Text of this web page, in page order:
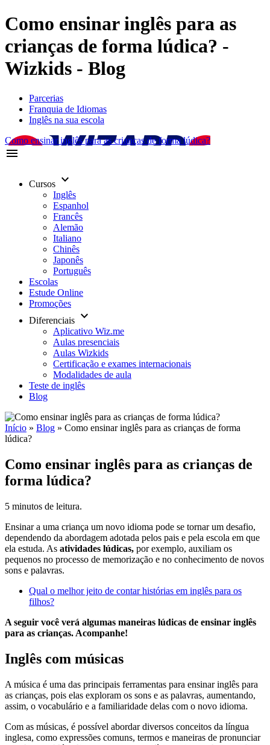
Como ensinar inglês para as
crianças de forma lúdica? -
Wizkids - Blog
Parcerias
Franquia de Idiomas
Inglês na sua escola
Como ensinar inglês para as crianças de forma lúdica?
menu
Cursos keyboard_arrow_down
Inglês
Espanhol
Francês
Alemão
Italiano
Chinês
Japonês
Português
Escolas
Estude Online
Promoções
Diferenciais keyboard_arrow_down
Aplicativo Wiz.me
Aulas presenciais
Aulas Wizkids
Certificação e exames internacionais
Modalidades de aula
Teste de inglês
Blog
Início » Blog » Como ensinar inglês para as crianças de forma
lúdica?
Como ensinar inglês para as crianças de
forma lúdica?
5 minutos de leitura.
Ensinar a uma criança um novo idioma pode se tornar um desafio,
dependendo da abordagem adotada pelos pais e pela escola em que
ela estuda. As atividades lúdicas, por exemplo, auxiliam os
pequenos no processo de memorização e no conhecimento de novos
sons e palavras.
Qual o melhor jeito de contar histórias em inglês para os
filhos?
A seguir você verá algumas maneiras lúdicas de ensinar inglês
para as crianças. Acompanhe!
Inglês com músicas
A música é uma das principais ferramentas para ensinar inglês para
as crianças, pois elas exploram os sons e as palavras, aumentando,
assim, o vocabulário e a familiaridade delas com o novo idioma.
Com as músicas, é possível abordar diversos conceitos da língua
inglesa, como expressões comuns, termos e maneiras de pronunciar